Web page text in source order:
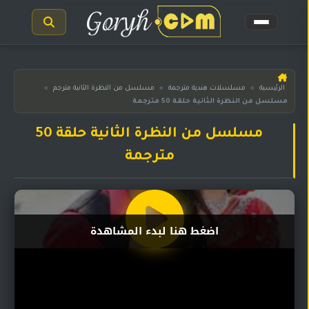
الرئيسية
مسلسلات
المترجمة
مدبلجة
الرئيسية » مسلسلات هندية مترجمة » مسلسل من النظرة الثانية مترجم
»
مسلسل من النظرة الثانية حلقة 50 مترجمة
مسلسل من النظرة الثانية حلقة 50
مترجمة
اضغط هنا لبدء المشاهدة